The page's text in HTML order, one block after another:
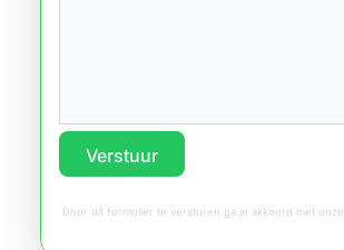
Verstuur
Door dit formulier te versturen ga je akkoord met onze